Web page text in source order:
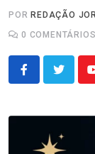
POR REDAÇÃO
0 COMENTÁRIOS